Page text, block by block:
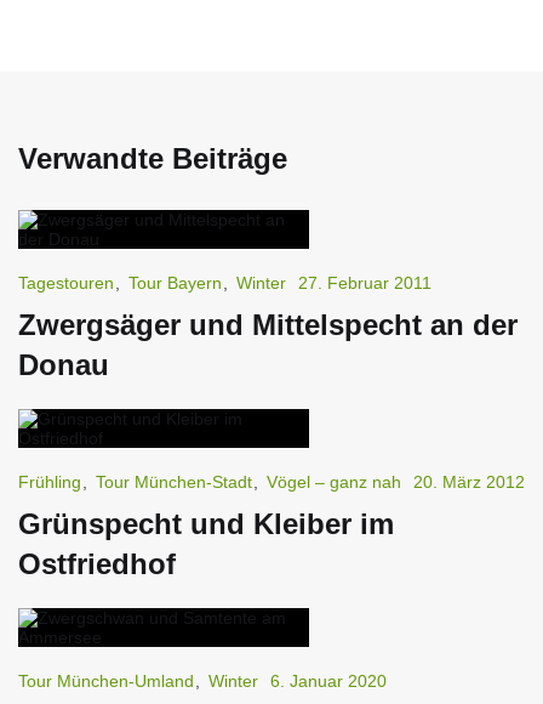
Verwandte Beiträge
Tagestouren Tour Bayern Winter 27. Februar 2011
Zwergsäger und Mittelspecht an der
Donau
Frühling Tour München-Stadt Vögel – ganz nah 20. März 2012
Grünspecht und Kleiber im
Ostfriedhof
Tour München-Umland Winter 6. Januar 2020